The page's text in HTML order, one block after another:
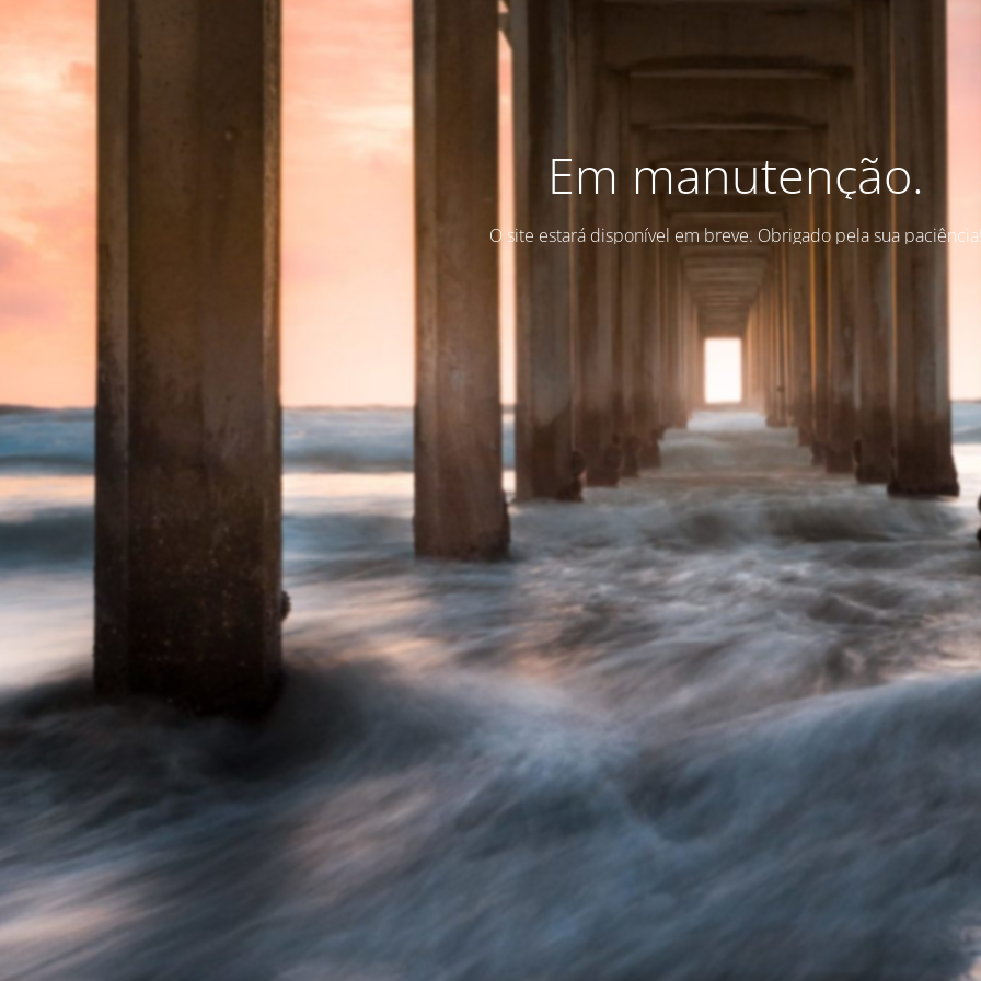
Em manutenção.
O site estará disponível em breve. Obrigado pela sua